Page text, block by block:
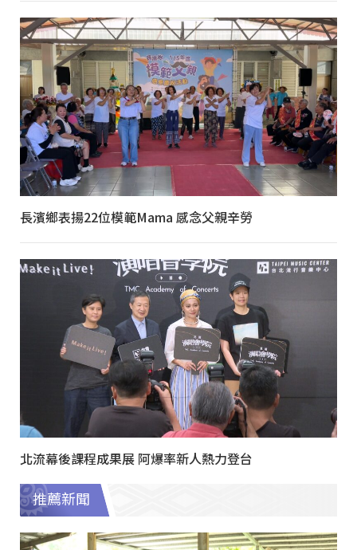
長濱鄉表揚22位模範Mama 感念父親辛勞
北流幕後課程成果展 阿爆率新人熱力登台
推薦新聞